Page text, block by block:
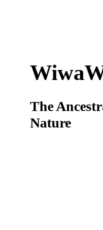
The
Nature